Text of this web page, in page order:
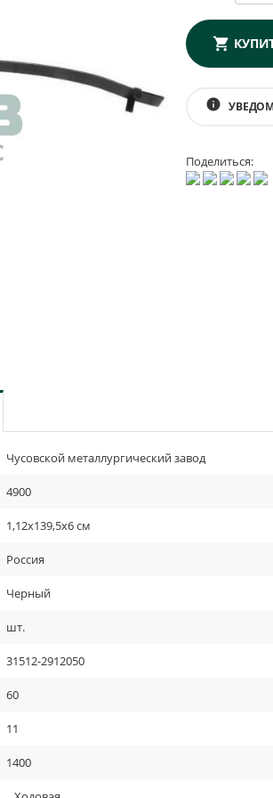
info
Поделиться:
Чусовской металлургический завод
4900
1,12х139,5х6 см
Россия
Черный
шт.
31512-2912050
60
11
1400